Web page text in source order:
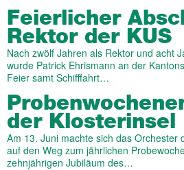
Feierlicher
Rektor der KUS
Nach zwölf Jahren als Rektor und acht
wurde Patrick Ehrismann an der
Feier samt Schifffahrt…
der Klosterinsel
Am 13. Juni machte sich das Orchester
auf den Weg zum jährlichen
zehnjährigen Jubiläum des…